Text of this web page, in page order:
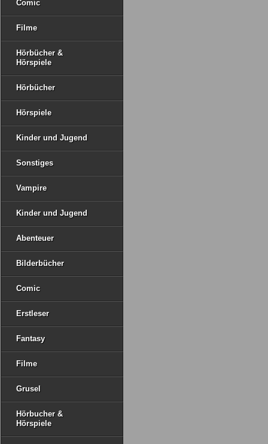
Comic
Filme
Hörbücher &
Hörspiele
Hörbücher
Hörspiele
Kinder und Jugend
Sonstiges
Vampire
Kinder und Jugend
Abenteuer
Bilderbücher
Comic
Erstleser
Fantasy
Filme
Grusel
Hörbucher &
Hörspiele